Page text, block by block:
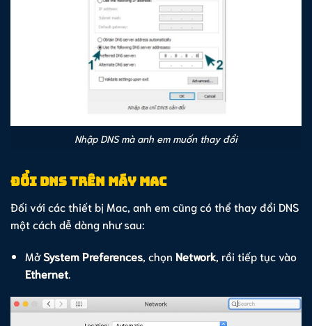
Nhập DNS mà anh em muốn thay đổi
Đổi DNS trên máy Mac
Đối với các thiết bị Mac, anh em cũng có thể thay đổi DNS
một cách dễ dàng như sau:
MởSystem Preferences, chọn Network, rồi tiếp tục vào
Ethernet.